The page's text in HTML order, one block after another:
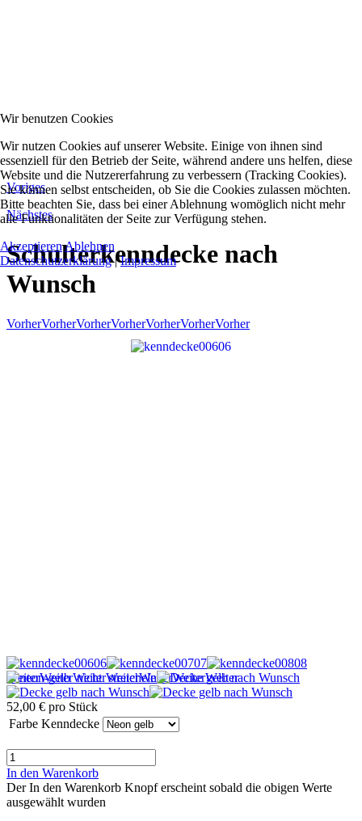
Voriges
Nächstes
Schulterkenndecke nach
Wunsch
VorherVorherVorherVorherVorherVorherVorher
WeiterWeiterWeiterWeiterWeiterWeiterWeiter
52,00 € pro Stück
Farbe Kenndecke
In den Warenkorb
Der In den Warenkorb Knopf erscheint sobald die obigen Werte
ausgewählt wurden
Wir benutzen Cookies
Wir nutzen Cookies auf unserer Website. Einige von ihnen sind
essenziell für den Betrieb der Seite, während andere uns helfen, diese
Website und die Nutzererfahrung zu verbessern (Tracking Cookies).
Sie können selbst entscheiden, ob Sie die Cookies zulassen möchten.
Bitte beachten Sie, dass bei einer Ablehnung womöglich nicht mehr
alle Funktionalitäten der Seite zur Verfügung stehen.
AkzeptierenAblehnen
Datenschutzerklärung|Impressum